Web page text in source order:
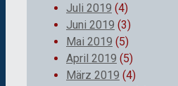
Juli 2019 (4)
Juni 2019 (3)
Mai 2019 (5)
April 2019 (5)
März 2019 (4)